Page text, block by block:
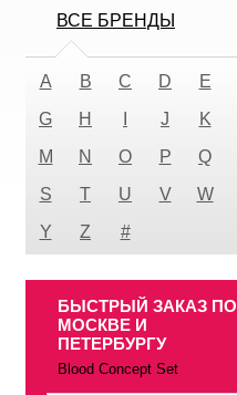
ВСЕ БРЕНДЫ
A B C D E
G
H J K
M
N O P Q
S
T U V W
Y
Z #
БЫСТРЫЙ ЗАКАЗ ПО
МОСКВЕ И
ПЕТЕРБУРГУ
Blood Concept Set